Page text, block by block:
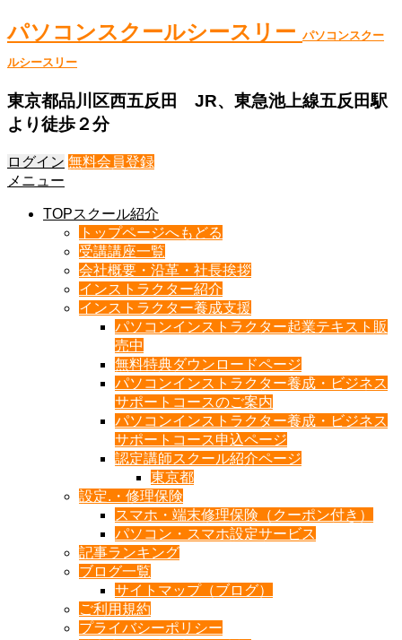
パソコンスクールシースリー パソコンスクー
ルシースリー
東京都品川区西五反田 JR、東急池上線五反田駅
より徒歩２分
ログイン 無料会員登録
メニュー
TOPスクール紹介
トップページへもどる
受講講座一覧
会社概要・沿革・社長挨拶
インストラクター紹介
インストラクター養成支援
パソコンインストラクター起業テキスト販
売中
無料特典ダウンロードページ
パソコンインストラクター養成・ビジネス
サポートコースのご案内
パソコンインストラクター養成・ビジネス
サポートコース申込ページ
認定講師スクール紹介ページ
東京都
設定.・修理保険
スマホ・端末修理保険（クーポン付き）
パソコン・スマホ設定サービス
記事ランキング
ブログ一覧
サイトマップ（ブログ）
ご利用規約
プライバシーポリシー